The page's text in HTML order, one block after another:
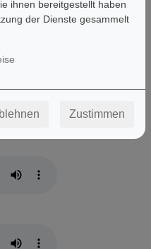
ihnen bereitgestellt haben
der Dienste gesammelt
Zustimmen